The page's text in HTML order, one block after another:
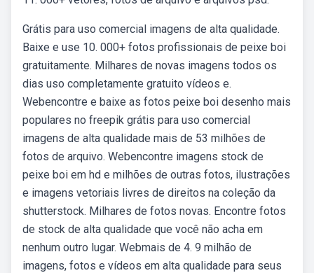
Grátis para uso comercial imagens de alta qualidade.
Baixe e use 10. 000+ fotos profissionais de peixe boi
gratuitamente. Milhares de novas imagens todos os
dias uso completamente gratuito vídeos e.
Webencontre e baixe as fotos peixe boi desenho mais
populares no freepik grátis para uso comercial
imagens de alta qualidade mais de 53 milhões de
fotos de arquivo. Webencontre imagens stock de
peixe boi em hd e milhões de outras fotos, ilustrações
e imagens vetoriais livres de direitos na coleção da
shutterstock. Milhares de fotos novas. Encontre fotos
de stock de alta qualidade que você não acha em
nenhum outro lugar. Webmais de 4. 9 milhão de
imagens, fotos e vídeos em alta qualidade para seus